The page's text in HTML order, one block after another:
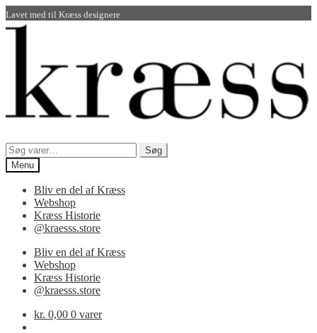
Lavet med til Kræss designere
Spring
Spring
Søg
efter:
Søg
Menu
Bliv en del af Kræss
Webshop
Kræss Historie
@kraesss.store
Bliv en del af Kræss
Webshop
Kræss Historie
@kraesss.store
kr. 0,00 0 varer